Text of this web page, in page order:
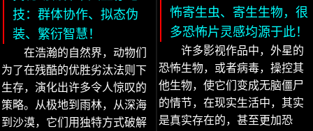
技：群体协作、拟态伪
装、繁衍智慧！
在浩瀚的自然界，动物们
为了在残酷的优胜劣汰法则下
生存，演化出许多令人惊叹的
策略。从极地到雨林，从深海
到沙漠，它们用独特方式破解
怖寄生虫、寄生生物，很
多恐怖片灵感均源于此！
许多影视作品中，外星的
恐怖生物，或者病毒，操控其
他生物，使它们变成无脑僵尸
的情节，在现实生活中，其实
是真实存在的，甚至更加恐